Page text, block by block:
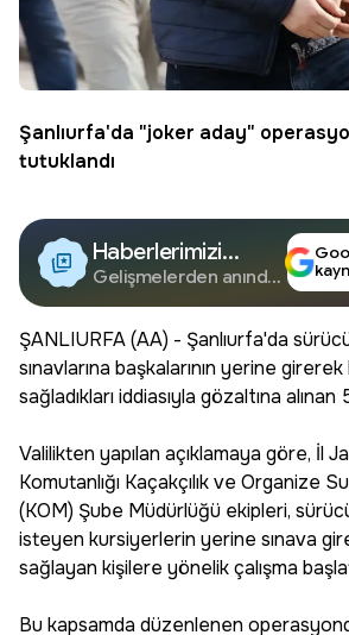
Şanlıurfa'da "joker aday"
tutuklandı
Haberlerimizi
Google'da Takip
Edin
Gelişmelerden anında
ŞANLIURFA (AA) - Şanlıurfa'da
sınavlarına başkalarının yerine
sağladıkları iddiasıyla gözaltına
Valilikten yapılan açıklamaya göre, İl
Komutanlığı Kaçakçılık ve Organize
(KOM) Şube Müdürlüğü ekipleri,
isteyen kursiyerlerin yerine sınava
sağlayan kişilere yönelik çalışma
Bu kapsamda düzenlenen